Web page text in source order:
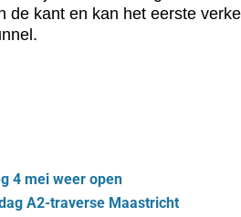
de kant en kan het eerste
4 mei weer open
A2-traverse Maastricht